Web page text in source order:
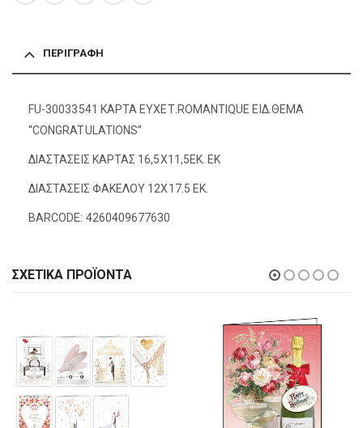
ΠΕΡΙΓΡΑΦΉ
FU-30033541 ΚΑΡΤΑ ΕΥΧΕΤ.ROMANTIQUE ΕΙΔ.ΘΕΜΑ
“CONGRATULATIONS”
ΔΙΑΣΤΑΣΕΙΣ ΚΑΡΤΑΣ 16,5Χ11,5ΕΚ. ΕΚ
ΔΙΑΣΤΑΣΕΙΣ ΦΑΚΕΛΟΥ 12Χ17.5 ΕΚ.
BARCODE: 4260409677630
ΣΧΕΤΙΚΆ ΠΡΟΪΌΝΤΑ